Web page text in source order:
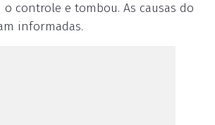
controle e tombou. As causas do
informadas.